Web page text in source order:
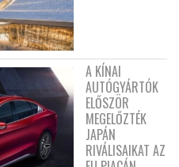
A KÍNAI
AUTÓGYÁRTÓK
ELŐSZÖR
MEGELŐZTÉK
JAPÁN
RIVÁLISAIKAT AZ